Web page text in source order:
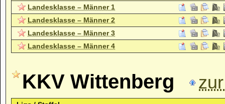
Landesklasse – Männer 1
Landesklasse – Männer 2
Landesklasse – Männer 3
Landesklasse – Männer 4
KKV Wittenberg